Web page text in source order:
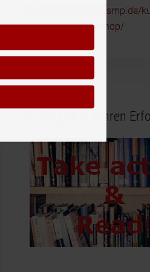
https://www.reckliesmp.de/
ansprechen-workshop/
Buchtipps für Ihren